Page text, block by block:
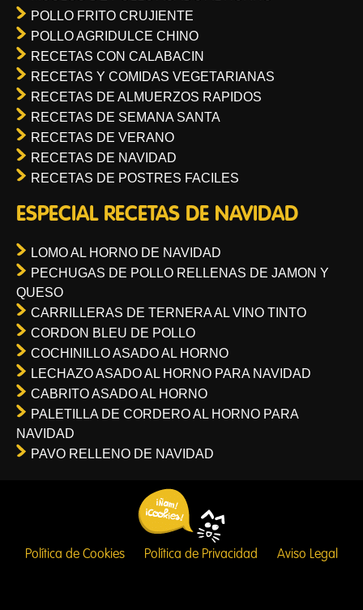
POLLO FRITO CRUJIENTE
POLLO AGRIDULCE CHINO
RECETAS CON CALABACIN
RECETAS Y COMIDAS VEGETARIANAS
RECETAS DE ALMUERZOS RAPIDOS
RECETAS DE SEMANA SANTA
RECETAS DE VERANO
RECETAS DE NAVIDAD
RECETAS DE POSTRES FACILES
ESPECIAL RECETAS DE NAVIDAD
LOMO AL HORNO DE NAVIDAD
PECHUGAS DE POLLO RELLENAS DE JAMON Y
QUESO
CARRILLERAS DE TERNERA AL VINO TINTO
CORDON BLEU DE POLLO
COCHINILLO ASADO AL HORNO
LECHAZO ASADO AL HORNO PARA NAVIDAD
CABRITO ASADO AL HORNO
PALETILLA DE CORDERO AL HORNO PARA
NAVIDAD
PAVO RELLENO DE NAVIDAD
Política de Cookies Política de Privacidad Aviso Legal